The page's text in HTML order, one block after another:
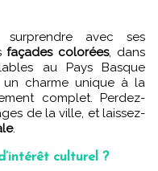
avec ses
façades colorées, dans
au Pays Basque
un charme unique à la
complet. Perdez-
de la ville, et laissez-
.
culturel ?